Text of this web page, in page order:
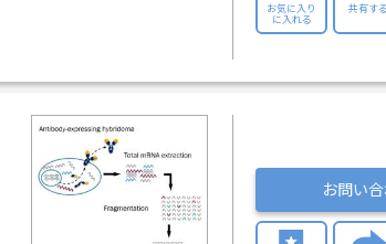
お気に入り
に入れる
共有する
お問い